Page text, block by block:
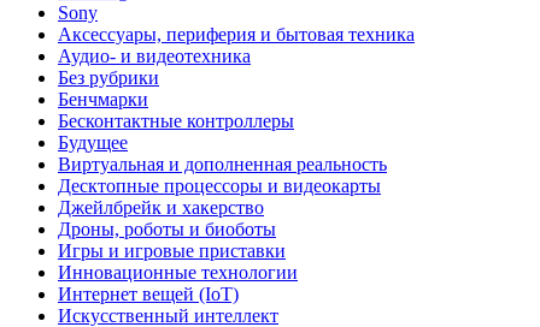
Sony
Аксессуары, периферия и бытовая техника
Аудио- и видеотехника
Без рубрики
Бенчмарки
Бесконтактные контроллеры
Будущее
Виртуальная и дополненная реальность
Десктопные процессоры и видеокарты
Джейлбрейк и хакерство
Дроны, роботы и биоботы
Игры и игровые приставки
Инновационные технологии
Интернет вещей (IoT)
Искусственный интеллект